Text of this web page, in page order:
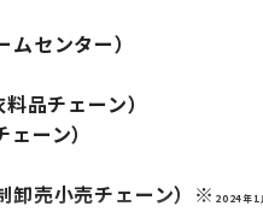
センター）
品チェーン）
ーン）
卸売小売チェーン）※ 2024年1